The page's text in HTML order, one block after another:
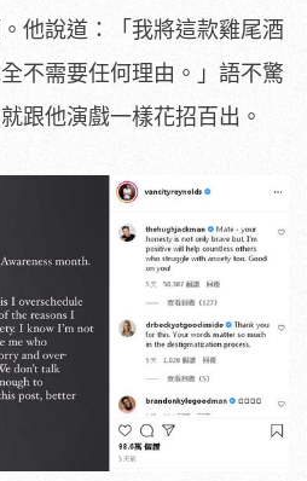
他說道：「 我將這款雞尾酒
不需要任何理由。」 語不驚
跟他演戲一樣花招百出。